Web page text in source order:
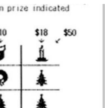
Mondiali calcio 2026